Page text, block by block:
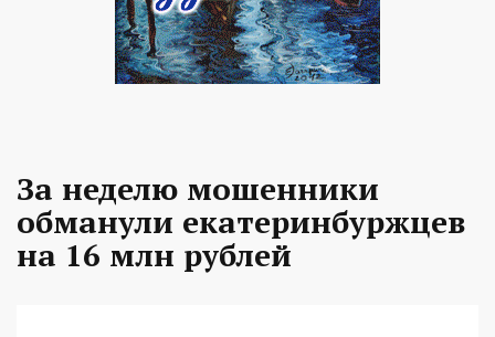
За неделю мошенники
обманули екатеринбуржцев
на 16 млн рублей